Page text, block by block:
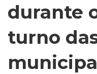
durante
turno